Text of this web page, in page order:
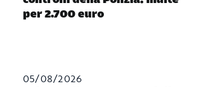
per 2.700 euro
05/08/2026